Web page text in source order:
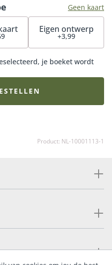
met de mooiste bloemen
om naar te kijken
goed zit. Tip: bestel
Geen kaart
Eigen ontwerp
+3,99
je boeket wordt
Product: NL-10001113-1